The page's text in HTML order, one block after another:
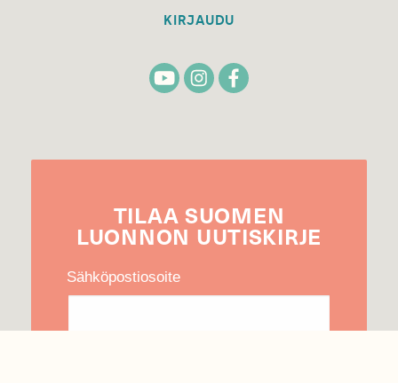
KIRJAUDU
TILAA SUOMEN
LUONNON UUTIS­KIRJE
Sähköpostiosoite